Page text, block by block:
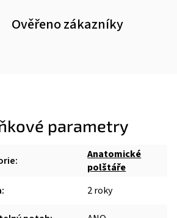
Ověřeno zákazníky
parametry
:
Anatomické
polštáře
: 2 roky